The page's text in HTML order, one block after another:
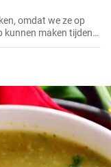
omdat we ze op
kunnen maken tijdens
bakplaatcake met
omdat het griesmeel